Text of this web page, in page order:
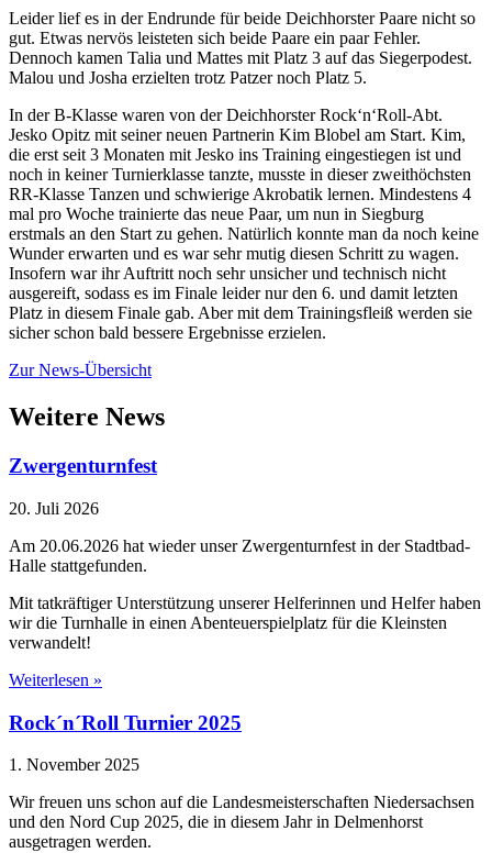
Leider lief es in der Endrunde für beide Deichhorster Paare nicht so
gut. Etwas nervös leisteten sich beide Paare ein paar Fehler.
Dennoch kamen Talia und Mattes mit Platz 3 auf das Siegerpodest.
Malou und Josha erzielten trotz Patzer noch Platz 5.
In der B-Klasse waren von der Deichhorster Rock‘n‘Roll-Abt.
Jesko Opitz mit seiner neuen Partnerin Kim Blobel am Start. Kim,
die erst seit 3 Monaten mit Jesko ins Training eingestiegen ist und
noch in keiner Turnierklasse tanzte, musste in dieser zweithöchsten
RR-Klasse Tanzen und schwierige Akrobatik lernen. Mindestens 4
mal pro Woche trainierte das neue Paar, um nun in Siegburg
erstmals an den Start zu gehen. Natürlich konnte man da noch keine
Wunder erwarten und es war sehr mutig diesen Schritt zu wagen.
Insofern war ihr Auftritt noch sehr unsicher und technisch nicht
ausgereift, sodass es im Finale leider nur den 6. und damit letzten
Platz in diesem Finale gab. Aber mit dem Trainingsfleiß werden sie
sicher schon bald bessere Ergebnisse erzielen.
Zur News-Übersicht
Weitere News
Zwergenturnfest
20. Juli 2026
Am 20.06.2026 hat wieder unser Zwergenturnfest in der Stadtbad-
Halle stattgefunden.
Mit tatkräftiger Unterstützung unserer Helferinnen und Helfer haben
wir die Turnhalle in einen Abenteuerspielplatz für die Kleinsten
verwandelt!
Weiterlesen »
Rock´n´Roll Turnier 2025
1. November 2025
Wir freuen uns schon auf die Landesmeisterschaften Niedersachsen
und den Nord Cup 2025, die in diesem Jahr in Delmenhorst
ausgetragen werden.